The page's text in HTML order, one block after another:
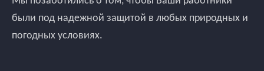
были под надежной защитой в любых природных и
погодных условиях.